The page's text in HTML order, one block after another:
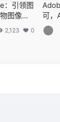
：引领图
图像转
2,123 0
可，
文档